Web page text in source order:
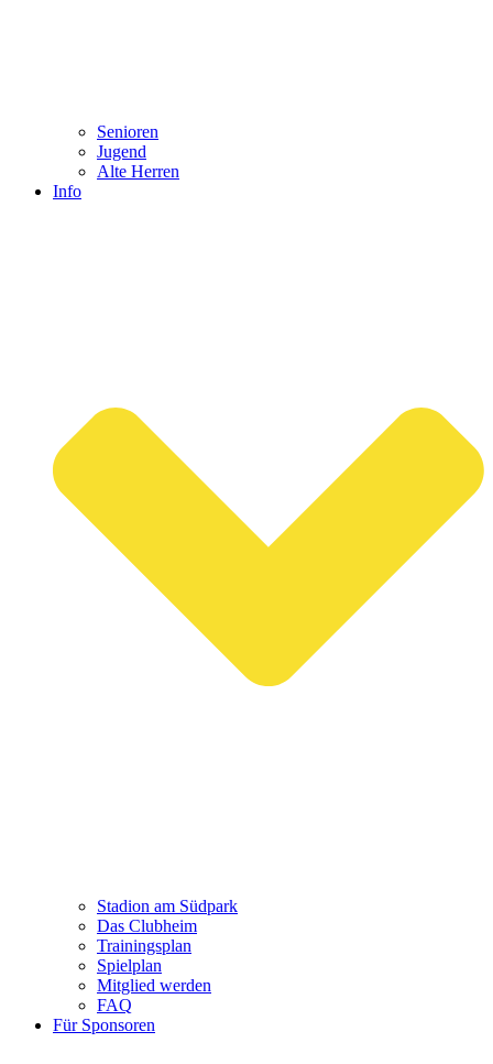
Senioren
Jugend
Alte Herren
Info
Stadion am Südpark
Das Clubheim
Trainingsplan
Spielplan
Mitglied werden
FAQ
Für Sponsoren